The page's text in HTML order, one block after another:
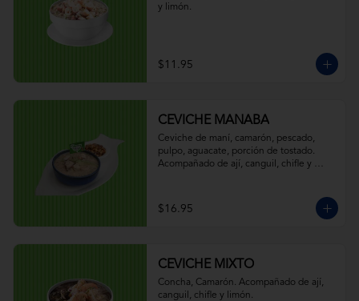
y limón.
$11.95
CEVICHE MANABA
Ceviche de maní, camarón, pescado,
pulpo, aguacate, porción de tostado.
Acompañado de ají, canguil, chifle y
$16.95
CEVICHE MIXTO
Concha, Camarón. Acompañado de ají,
canguil, chifle y limón.